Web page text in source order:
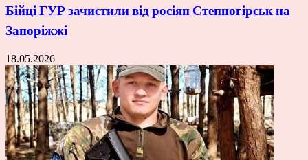
Бійці ГУР зачистили від росіян Степногірськ на
Запоріжжі
18.05.2026